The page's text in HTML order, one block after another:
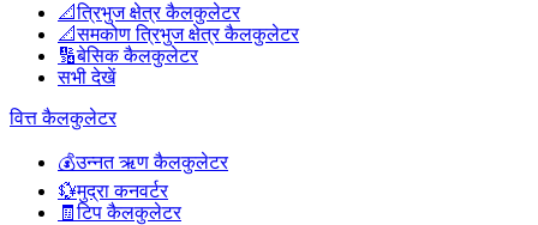
📐त्रिभुज क्षेत्र कैलकुलेटर
📐समकोण त्रिभुज क्षेत्र कैलकुलेटर
🔢बेसिक कैलकुलेटर
सभी देखें
वित्त कैलकुलेटर
💰उन्नत ऋण कैलकुलेटर
💱मुद्रा कनवर्टर
🧾टिप कैलकुलेटर